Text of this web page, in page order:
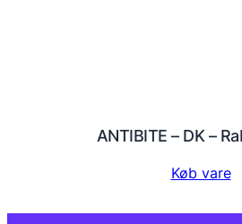
ANTIBITE – DK –
Køb vare